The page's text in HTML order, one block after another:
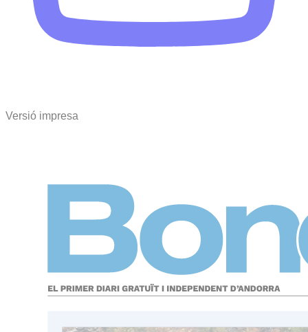
Versió impresa